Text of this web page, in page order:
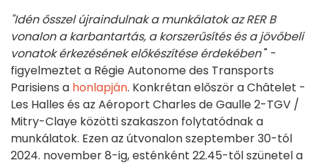
"Idén ősszel újraindulnak a munkálatok az RER B
vonalon a karbantartás, a korszerűsítés és a jövőbeli
vonatok érkezésének előkészítése érdekében" -
figyelmeztet a Régie Autonome des Transports
Parisiens a honlapján. Konkrétan először a Châtelet -
Les Halles és az Aéroport Charles de Gaulle 2-TGV /
Mitry-Claye közötti szakaszon folytatódnak a
munkálatok. Ezen az útvonalon szeptember 30-tól
2024. november 8-ig, esténként 22.45-től szünetel a